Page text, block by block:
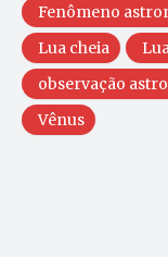
Fenômeno
Lua cheia
observação
Vênus